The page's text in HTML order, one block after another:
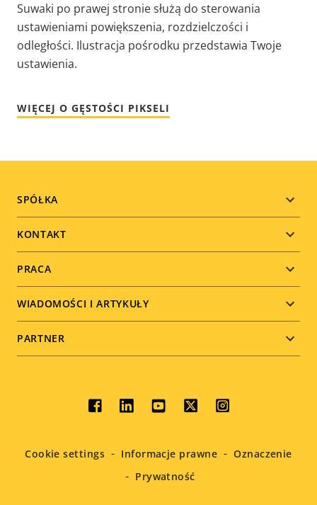
Suwaki po prawej stronie służą do sterowania
ustawieniami powiększenia, rozdzielczości i
odległości. Ilustracja pośrodku przedstawia Twoje
ustawienia.
WIĘCEJ O GĘSTOŚCI PIKSELI
Footer
menu
SPÓŁKA
KONTAKT
PRACA
WIADOMOŚCI I ARTYKUŁY
PARTNER
Social
menu
Cookie settings Informacje prawne
Oznaczenie
Prywatność